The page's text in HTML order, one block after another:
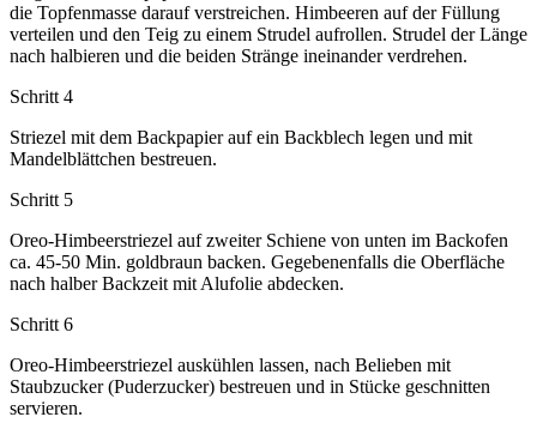
die Topfenmasse darauf verstreichen. Himbeeren auf der Füllung
verteilen und den Teig zu einem Strudel aufrollen. Strudel der Länge
nach halbieren und die beiden Stränge ineinander verdrehen.
Schritt 4
Striezel mit dem Backpapier auf ein Backblech legen und mit
Mandelblättchen bestreuen.
Schritt 5
Oreo-Himbeerstriezel auf zweiter Schiene von unten im Backofen
ca. 45-50 Min. goldbraun backen. Gegebenenfalls die Oberfläche
nach halber Backzeit mit Alufolie abdecken.
Schritt 6
Oreo-Himbeerstriezel auskühlen lassen, nach Belieben mit
Staubzucker (Puderzucker) bestreuen und in Stücke geschnitten
servieren.